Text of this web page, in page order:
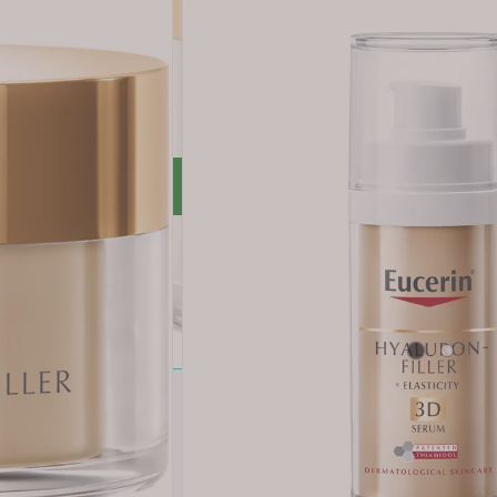
rabatt *
fastere og elastisiteten øker, den ser friskere ut med mer
med Hyaluron-Filler + Elasticity Day, Elasticity +